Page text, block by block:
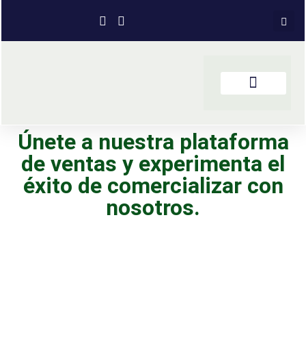
Únete a nuestra plataforma
de ventas y experimenta el
éxito de comercializar con
nosotros.